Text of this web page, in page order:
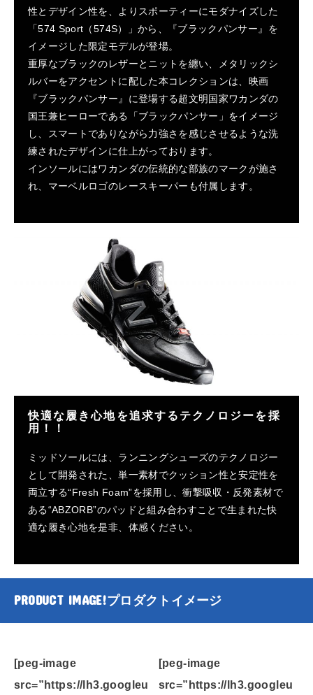
性とデザイン性を、よりスポーティーにモダナイズした
「574 Sport（574S）」から、『ブラックパンサー』を
イメージした限定モデルが登場。
重厚なブラックのレザーとニットを纏い、メタリックシ
ルバーをアクセントに配した本コレクションは、映画
『ブラックパンサー』に登場する超文明国家ワカンダの
国王兼ヒーローである「ブラックパンサー」をイメージ
し、スマートでありながら力強さを感じさせるような洗
練されたデザインに仕上がっております。
インソールにはワカンダの伝統的な部族のマークが施さ
れ、マーベルロゴのレースキーパーも付属します。
快適な履き心地を追求するテクノロジーを採
用！！
ミッドソールには、ランニングシューズのテクノロジー
として開発された、単一素材でクッション性と安定性を
両立する“Fresh Foam”を採用し、衝撃吸収・反発素材で
ある“ABZORB”のパッドと組み合わすことで生まれた快
適な履き心地を是非、体感ください。
PRODUCT IMAGE!プロダクトイメージ
[peg-image
src=”https://lh3.googleu
[peg-image
src=”https://lh3.googleu